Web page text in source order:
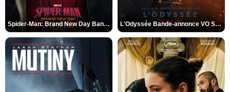
Spider-Man: Brand New Day Bande-annonce VO STFR L'Odyssée Bande-annonce VO STFR